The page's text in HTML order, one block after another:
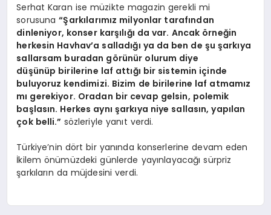
Serhat Karan ise müzikte magazin gerekli mi
sorusuna“Şarkılarımız milyonlar tarafından
dinleniyor, konser karşılığı da var. Ancak örneğin
herkesin Havhav’a salladığı ya da ben de şu şarkıya
sallarsam buradan görünür olurum diye
düşünüp birilerine laf attığı bir sistemin içinde
buluyoruz kendimizi. Bizim de birilerine laf atmamız
mı gerekiyor. Oradan bir cevap gelsin, polemik
başlasın. Herkes aynı şarkıya niye sallasın, yapılan
çok belli.” sözleriyle yanıt verdi.
Türkiye’nin dört bir yanında konserlerine devam eden
İkilem önümüzdeki günlerde yayınlayacağı sürpriz
şarkıların da müjdesini verdi.